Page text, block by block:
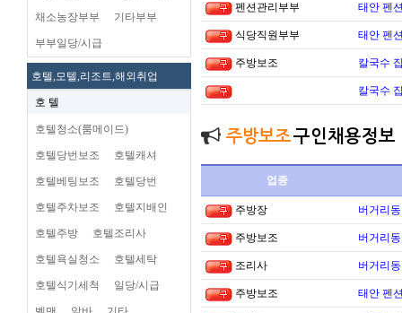
채소농장부부 기타부부
부부일당/시급
호텔,모텔,리조트,해외취업
호 텔
호텔청소(룸메이드)
호텔당번보조 호텔캐셔
호텔베팅보조 호텔당번
호텔주차보조 호텔지배인
호텔주방 호텔조리사
호텔욕실청소 호텔세탁
호텔식기세척 일당/시급
펜션관리부부 태안 펜
식당직원부부 태안 펜
주방보조 칼국수
칼국수
주방보조구인채용정보
업종
주방장 버거리
주방보조 버거리
조리사 버거리
주방보조 태안 펜